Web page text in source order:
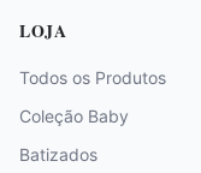
LOJA
Todos os Produtos
Coleção Baby
Batizados